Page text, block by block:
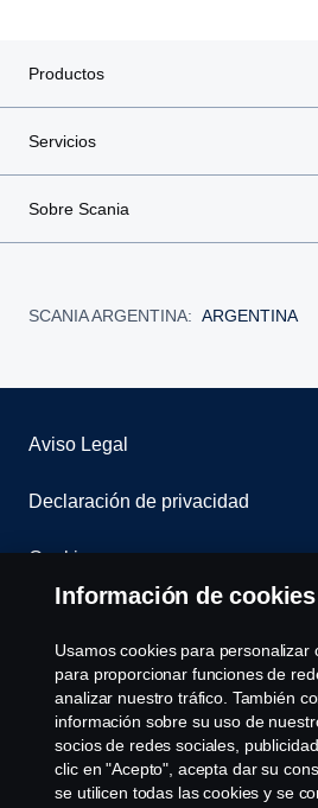
Productos
Servicios
Sobre Scania
SCANIA ARGENTINA: ARGENTINA
Aviso Legal
Declaración de privacidad
Cookies
Sistema de Denuncias
Configuración de cookies
Información de cookies
Usamos cookies para personalizar
para proporcionar funciones de
analizar nuestro tráfico. También
información sobre su uso de
socios de redes sociales,
clic en "Acepto", acepta dar su
se utilicen todas las cookies y se